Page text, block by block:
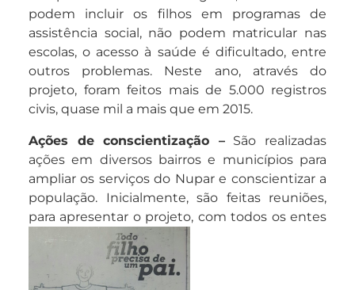
podem incluir os filhos em programas de
assistência social, não podem matricular nas
escolas, o acesso à saúde é dificultado, entre
outros problemas. Neste ano, através do
projeto, foram feitos mais de 5.000 registros
civis, quase mil a mais que em 2015.
Ações de conscientização –São realizadas
ações em diversos bairros e municípios para
ampliar os serviços do Nupar e conscientizar a
população. Inicialmente, são feitas reuniões,
para apresentar o projeto, com todos os entes